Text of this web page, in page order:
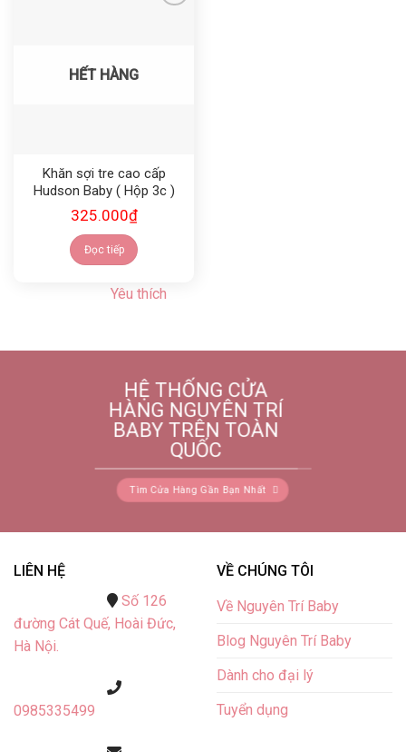
HẾT HÀNG
Khăn sợi tre cao cấp
Hudson Baby ( Hộp 3c )
325.000₫
Đọc tiếp
Yêu thích
HỆ THỐNG CỬA
HÀNG NGUYÊN TRÍ
BABY TRÊN TOÀN
QUỐC
Tìm Cửa Hàng Gần Bạn Nhất
LIÊN HỆ
Số 126
đường Cát Quế, Hoài Đức,
Hà Nội.
0985335499
VỀ CHÚNG TÔI
Về Nguyên Trí Baby
Blog Nguyên Trí Baby
Dành cho đại lý
Tuyển dụng